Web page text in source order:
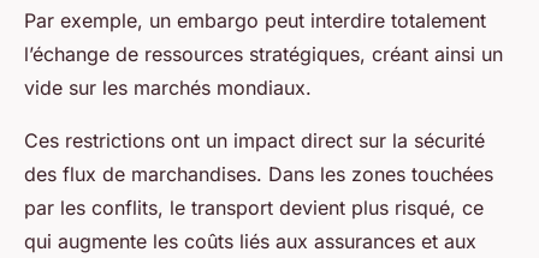
Par exemple, un embargo peut interdire totalement
l’échange de ressources stratégiques, créant ainsi un
vide sur les marchés mondiaux.
Ces restrictions ont un impact direct sur la sécurité
des flux de marchandises. Dans les zones touchées
par les conflits, le transport devient plus risqué, ce
qui augmente les coûts liés aux assurances et aux